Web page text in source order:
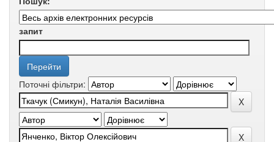
запит
Поточні фільтри: